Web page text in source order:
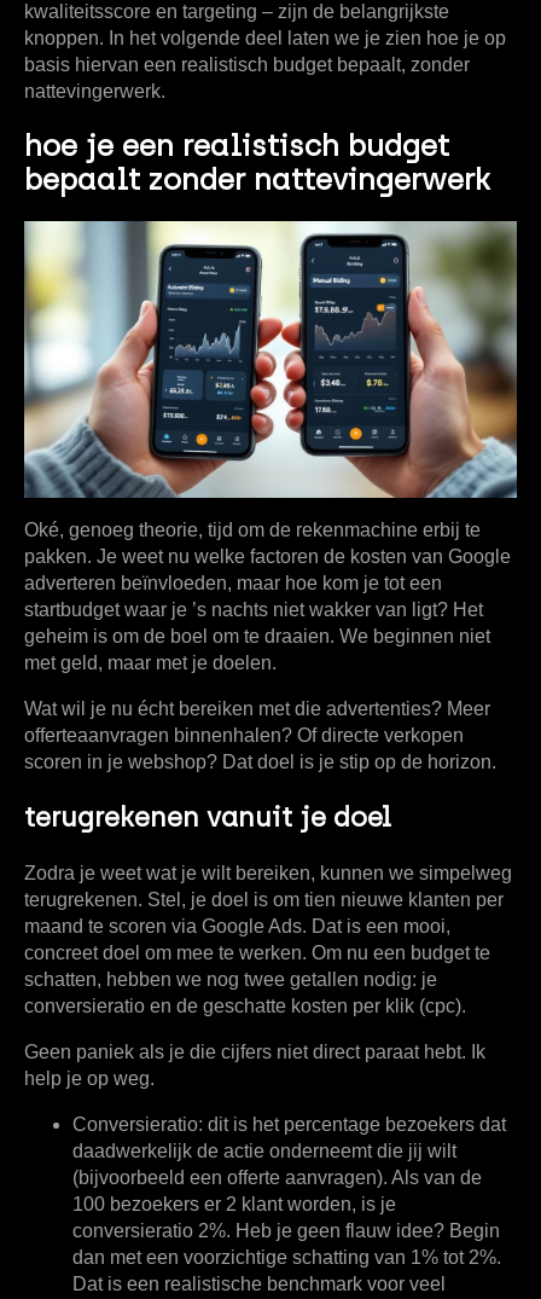
kwaliteitsscore en targeting – zijn de belangrijkste
knoppen. In het volgende deel laten we je zien hoe je op
basis hiervan een realistisch budget bepaalt, zonder
nattevingerwerk.
hoe je een realistisch budget
bepaalt zonder nattevingerwerk
Oké, genoeg theorie, tijd om de rekenmachine erbij te
pakken. Je weet nu welke factoren de kosten van Google
adverteren beïnvloeden, maar hoe kom je tot een
startbudget waar je ’s nachts niet wakker van ligt? Het
geheim is om de boel om te draaien. We beginnen niet
met geld, maar met je doelen.
Wat wil je nu écht bereiken met die advertenties? Meer
offerteaanvragen binnenhalen? Of directe verkopen
scoren in je webshop? Dat doel is je stip op de horizon.
terugrekenen vanuit je doel
Zodra je weet wat je wilt bereiken, kunnen we simpelweg
terugrekenen. Stel, je doel is om tien nieuwe klanten per
maand te scoren via Google Ads. Dat is een mooi,
concreet doel om mee te werken. Om nu een budget te
schatten, hebben we nog twee getallen nodig: je
conversieratio en de geschatte kosten per klik (cpc).
Geen paniek als je die cijfers niet direct paraat hebt. Ik
help je op weg.
Conversieratio: dit is het percentage bezoekers dat
daadwerkelijk de actie onderneemt die jij wilt
(bijvoorbeeld een offerte aanvragen). Als van de
100 bezoekers er 2 klant worden, is je
conversieratio 2%. Heb je geen flauw idee? Begin
dan met een voorzichtige schatting van 1% tot 2%.
Dat is een realistische benchmark voor veel